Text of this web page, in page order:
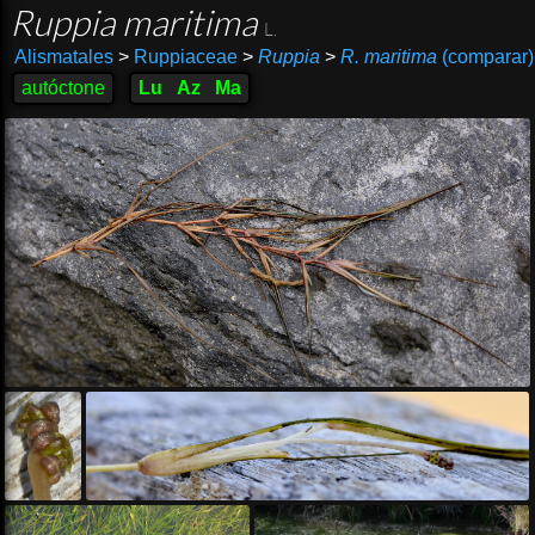
Ruppia maritima
Alismatales >Ruppiaceae > Ruppia > R. maritima (comparar)
autóctone
Lu Az Ma